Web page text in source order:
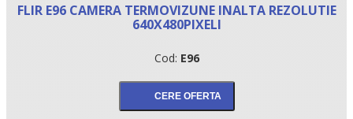
FLIR E96 CAMERA TERMOVIZUNE INALTA REZOLUTIE
640X480PIXELI
Cod: E96